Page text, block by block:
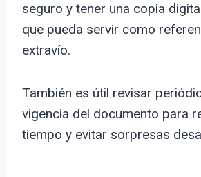
seguro y tener una copia
que pueda servir como
extravío.
También es útil revisar
vigencia del documento para
tiempo y evitar sorpresas